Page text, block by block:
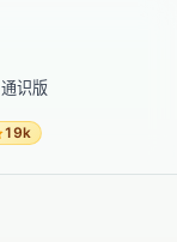
通识版
19k